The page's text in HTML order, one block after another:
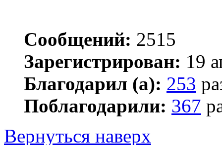
Сообщений: 2515
Зарегистрирован: 19
Благодарил (а): 253
Поблагодарили: 367
Вернуться наверх